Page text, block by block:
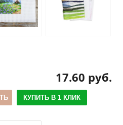
17.60 руб.
КУПИТЬ В 1 КЛИК